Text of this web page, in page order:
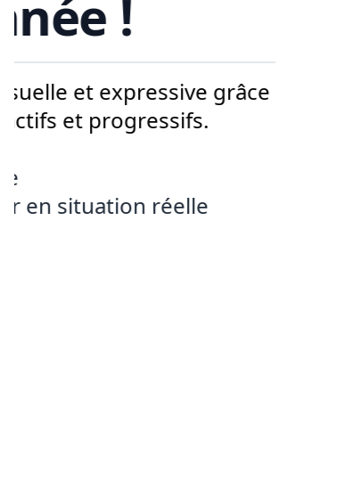
Après le succès du deuxième
apprentissage avec ce troisième
approfondir encore davantage
Vous y trouverez un
faciliter l’apprentissage, tous
vidéo grâce à un code QR
Que vous soyez apprenant ou
est l’outil idéal pour